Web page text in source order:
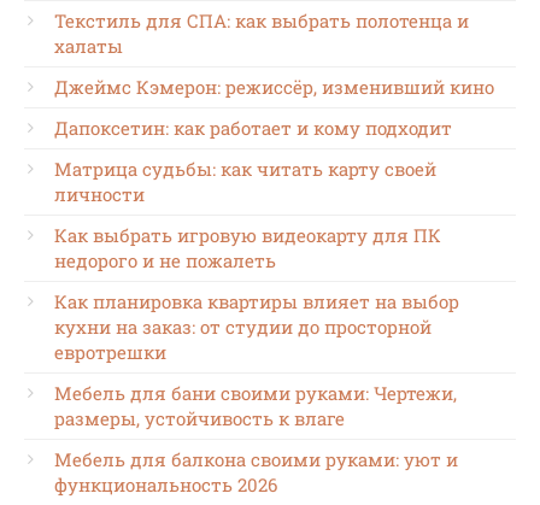
Текстиль для СПА: как выбрать полотенца и
халаты
Джеймс Кэмерон: режиссёр, изменивший кино
Дапоксетин: как работает и кому подходит
Матрица судьбы: как читать карту своей
личности
Как выбрать игровую видеокарту для ПК
недорого и не пожалеть
Как планировка квартиры влияет на выбор
кухни на заказ: от студии до просторной
евротрешки
Мебель для бани своими руками: Чертежи,
размеры, устойчивость к влаге
Мебель для балкона своими руками: уют и
функциональность 2026